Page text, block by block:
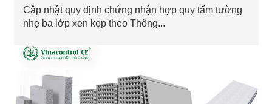
Cập nhật quy định chứng nhận hợp quy tấm tường
nhẹ ba lớp xen kẹp theo Thông...